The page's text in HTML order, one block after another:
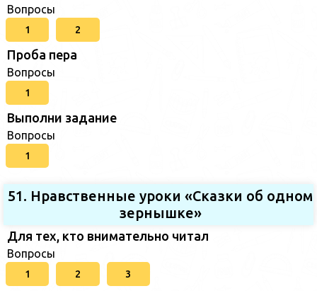
Вопросы
1 2
Проба пера
Вопросы
1
Выполни задание
Вопросы
1
51. Нравственные уроки «Сказки об одном
зернышке»
Для тех, кто внимательно читал
Вопросы
1 2 3